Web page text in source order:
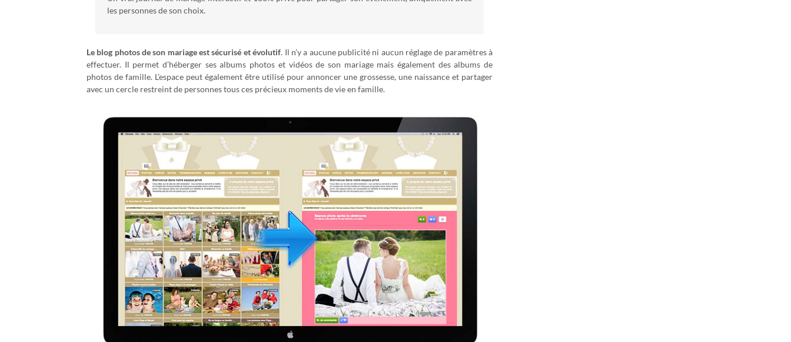
les personnes de son choix.
Le blog photos de son mariage est sécurisé et évolutif. Il n’y a aucune publicité ni aucun réglage de paramètres à
effectuer. Il permet d’héberger ses albums photos et vidéos de son mariage mais également des albums de
photos de famille. L’espace peut également être utilisé pour annoncer une grossesse, une naissance et partager
avec un cercle restreint de personnes tous ces précieux moments de vie en famille.